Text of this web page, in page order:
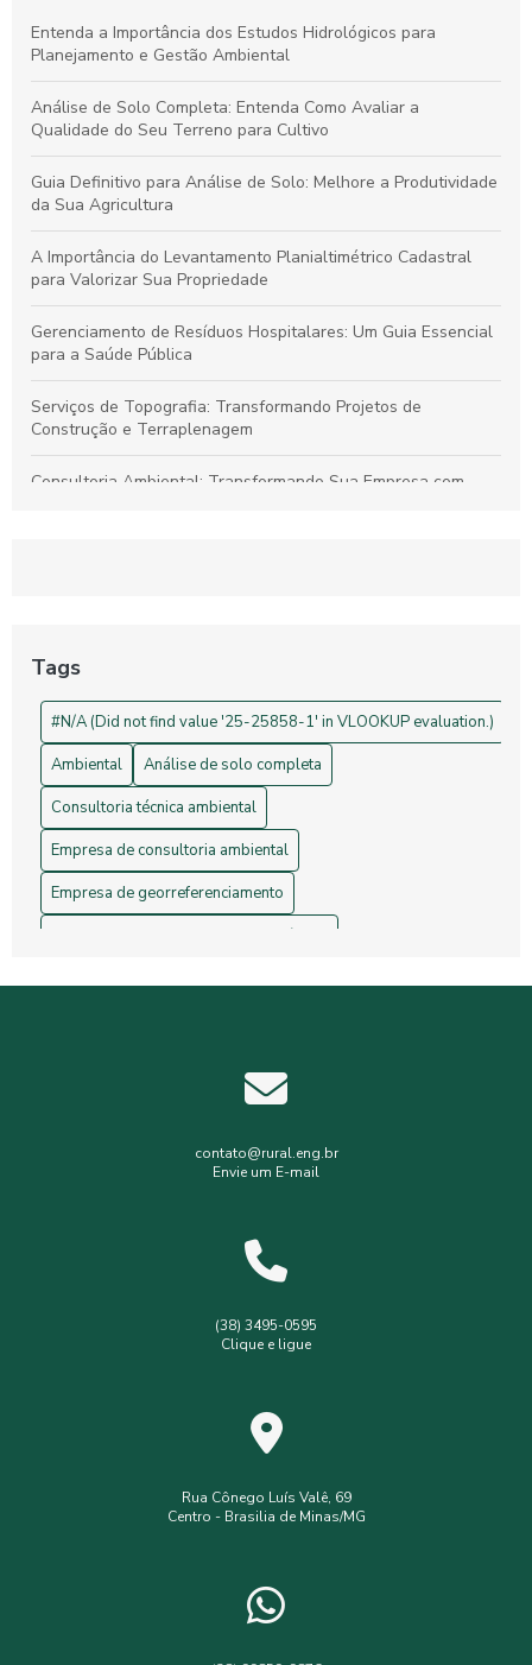
Entenda a Importância dos Estudos Hidrológicos para
Planejamento e Gestão Ambiental
Análise de Solo Completa: Entenda Como Avaliar a
Qualidade do Seu Terreno para Cultivo
Guia Definitivo para Análise de Solo: Melhore a Produtividade
da Sua Agricultura
A Importância do Levantamento Planialtimétrico Cadastral
para Valorizar Sua Propriedade
Gerenciamento de Resíduos Hospitalares: Um Guia Essencial
para a Saúde Pública
Serviços de Topografia: Transformando Projetos de
Construção e Terraplenagem
Consultoria Ambiental: Transformando Sua Empresa com
Construção Civil
Drones na Topografia: Revolucionando Medições e Mapas
Tags
#N/A (Did not find value '25-25858-1' in VLOOKUP evaluation.)
Ambiental
Análise de solo completa
Consultoria técnica ambiental
Empresa de consultoria ambiental
Empresa de georreferenciamento
Gerenciamento de resíduos hospitalares
Gerenciamento de resíduos sólidos
Levantamento planialtimétrico cadastral
Levantamento topográfico com drone
analise de solo interpretação
assistência técnica
empresa de assistência técnica e extensão rural
contato@rural.eng.br
Envie um E-mail
(38) 3495-0595
Clique e ligue
Rua Cônego Luís Valê, 69
Centro - Brasilia de Minas/MG